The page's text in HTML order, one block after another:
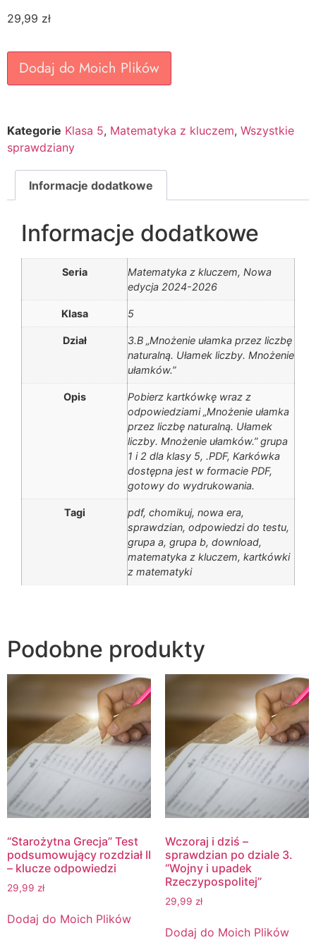
29,99 zł
Dodaj do Moich Plików
Kategorie Klasa 5, Matematyka z kluczem, Wszystkie
sprawdziany
Informacje dodatkowe
Informacje dodatkowe
Seria
Matematyka z kluczem, Nowa
edycja 2024-2026
Klasa 5
Dział
3.B „Mnożenie ułamka przez liczbę
naturalną. Ułamek liczby. Mnożenie
ułamków.”
Opis
Pobierz kartkówkę wraz z
odpowiedziami „Mnożenie ułamka
przez liczbę naturalną. Ułamek
liczby. Mnożenie ułamków.” grupa
1 i 2 dla klasy 5, .PDF, Karkówka
dostępna jest w formacie PDF,
gotowy do wydrukowania.
Tagi
pdf, chomikuj, nowa era,
sprawdzian, odpowiedzi do testu,
grupa a, grupa b, download,
matematyka z kluczem, kartkówki
z matematyki
Podobne produkty
“Starożytna Grecja” Test
podsumowujący rozdział II
– klucze odpowiedzi
29,99 zł
Dodaj do Moich Plików
Wczoraj i dziś –
sprawdzian po dziale 3.
“Wojny i upadek
Rzeczypospolitej”
29,99 zł
Dodaj do Moich Plików